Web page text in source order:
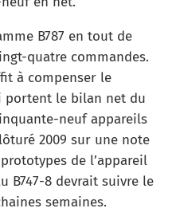
B787 en tout de
quatre commandes.
à compenser le
portent le bilan net du
neuf appareils
2009 sur une note
de l’appareil
B747-8 devrait suivre le
semaines.